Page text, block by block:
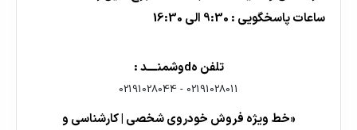
ساعات پاسخگویی : 9:30 الی 16:30
تلفن هdوشمنــــد :
02191028011
-
02191028044
«خط ویژه فروش خودروی شخصی | کارشناسی و